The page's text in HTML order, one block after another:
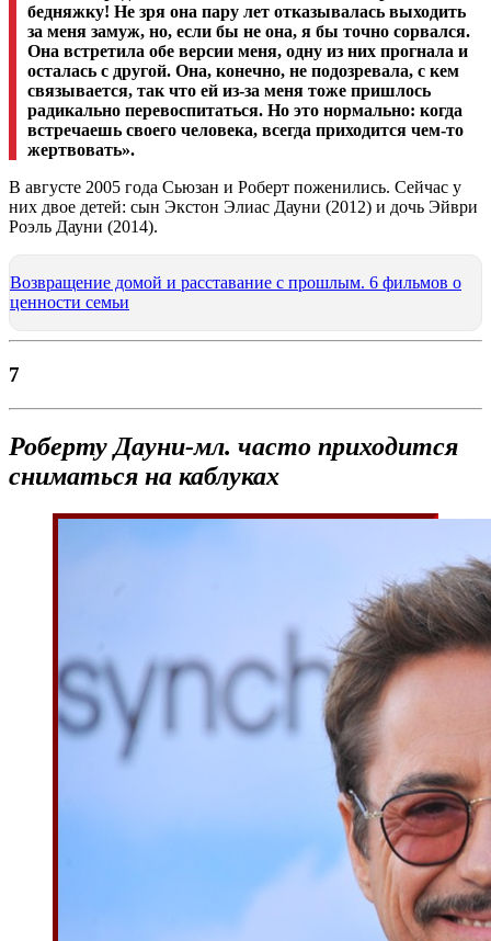
бедняжку! Не зря она пару лет отказывалась выходить
за меня замуж, но, если бы не она, я бы точно сорвался.
Она встретила обе версии меня, одну из них прогнала и
осталась с другой. Она, конечно, не подозревала, с кем
связывается, так что ей из-за меня тоже пришлось
радикально перевоспитаться. Но это нормально: когда
встречаешь своего человека, всегда приходится чем-то
жертвовать».
В августе 2005 года Сьюзан и Роберт поженились. Сейчас у
них двое детей: сын Экстон Элиас Дауни (2012) и дочь Эйври
Роэль Дауни (2014).
Возвращение домой и расставание с прошлым. 6 фильмов о
ценности семьи
7
Роберту Дауни-мл. часто приходится
сниматься на каблуках